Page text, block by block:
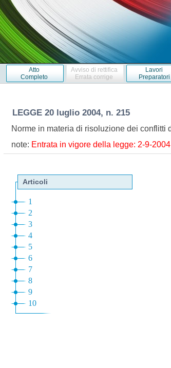
Atto
Completo
Avviso di rettifica
Errata corrige
Lavori
Preparatori
LEGGE 20 luglio 2004, n. 215
Norme in materia di risoluzione dei conflitti
note: Entrata in vigore della legge: 2-9-2004